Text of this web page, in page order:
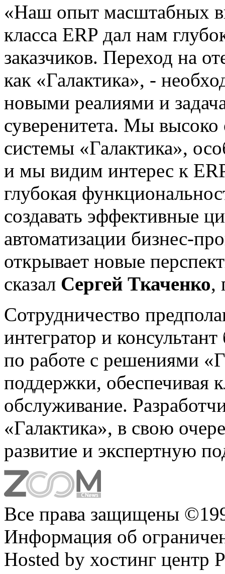
«Наш опыт масштабных
класса ERP дал нам
заказчиков. Переход на
как «Галактика», -
новыми реалиями и
суверенитета. Мы
системы «Галактика»,
и мы видим интерес к
глубокая
создавать эффективные
автоматизации бизнес-
открывает новые
сказал Сергей Ткаченко,
Сотрудничество
интегратор и
по работе с решениями
поддержки, обеспечивая
обслуживание.
«Галактика», в свою
развитие и экспертную
Все права защищены
Информация об
Hosted by хостинг центр